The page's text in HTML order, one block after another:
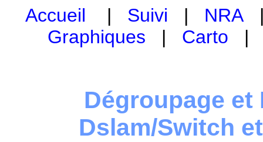
Accueil | Suivi | NRA
Graphiques | Carto
Dégroupage et
Dslam/Switch